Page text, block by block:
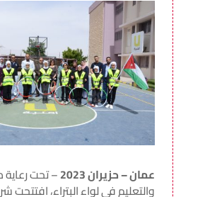
عمان – حزيران 2023 – تحت رعاية
والتعليم في لواء البتراء، افتتحت